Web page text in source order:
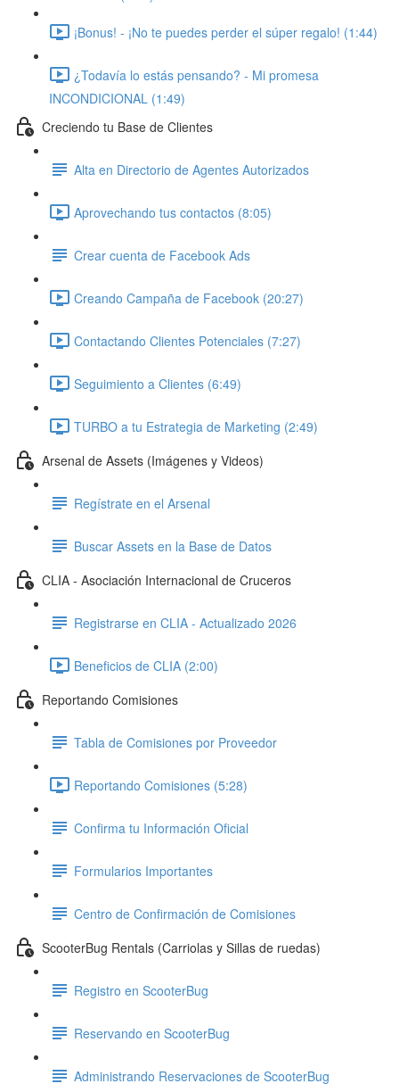
¡Bonus! - ¡No te puedes perder el súper regalo! (1:44)
¿Todavía lo estás pensando? - Mi promesa
INCONDICIONAL (1:49)
Creciendo tu Base de Clientes
Alta en Directorio de Agentes Autorizados
Aprovechando tus contactos (8:05)
Crear cuenta de Facebook Ads
Creando Campaña de Facebook (20:27)
Contactando Clientes Potenciales (7:27)
Seguimiento a Clientes (6:49)
TURBO a tu Estrategia de Marketing (2:49)
Arsenal de Assets (Imágenes y Videos)
Regístrate en el Arsenal
Buscar Assets en la Base de Datos
CLIA - Asociación Internacional de Cruceros
Registrarse en CLIA - Actualizado 2026
Beneficios de CLIA (2:00)
Reportando Comisiones
Tabla de Comisiones por Proveedor
Reportando Comisiones (5:28)
Confirma tu Información Oficial
Formularios Importantes
Centro de Confirmación de Comisiones
ScooterBug Rentals (Carriolas y Sillas de ruedas)
Registro en ScooterBug
Reservando en ScooterBug
Administrando Reservaciones de ScooterBug